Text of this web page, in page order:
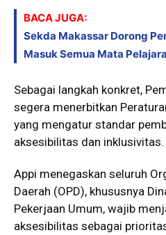
BACA JUGA:
Sekda Makassar Dorong
Masuk Semua Mata
Sebagai langkah konkret,
segera menerbitkan
yang mengatur standar
aksesibilitas dan inklusivitas.
Appi menegaskan seluruh
Daerah (OPD), khususnya
Pekerjaan Umum, wajib
aksesibilitas sebagai